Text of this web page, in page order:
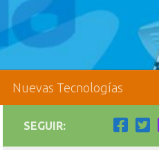
Nuevas Tecnologías
SEGUIR: